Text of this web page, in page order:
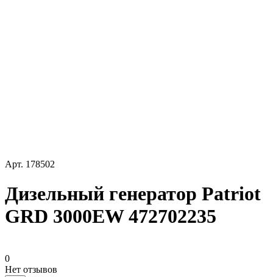
Арт. 178502
Дизельный генератор Patriot
GRD 3000EW 472702235
0
Нет отзывов